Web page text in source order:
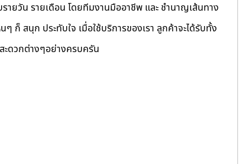
ยวัน รายเดือน โดยทีมงานมืออาชีพ และ ชำนาญเส้นทาง
สนุก ประทับใจ เมื่อใช้บริการของเรา ลูกค้าจะได้รับทั้ง
ะดวกต่างๆอย่างครบครัน